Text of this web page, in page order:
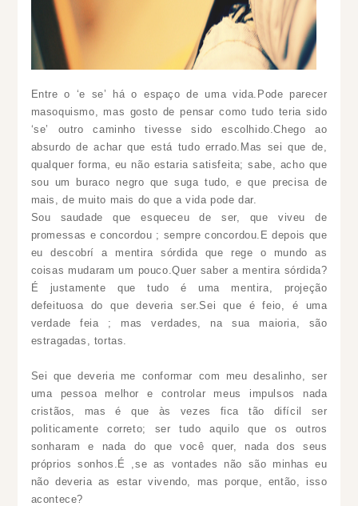
Entre o ‘e se’ há o espaço de uma vida.Pode parecer
masoquismo, mas gosto de pensar como tudo teria sido
‘se’ outro caminho tivesse sido escolhido.Chego ao
absurdo de achar que está tudo errado.Mas sei que de,
qualquer forma, eu não estaria satisfeita; sabe, acho que
sou um buraco negro que suga tudo, e que precisa de
mais, de muito mais do que a vida pode dar.
Sou saudade que esqueceu de ser, que viveu de
promessas e concordou ; sempre concordou.E depois que
eu descobrí a mentira sórdida que rege o mundo as
coisas mudaram um pouco.Quer saber a mentira sórdida?
É justamente que tudo é uma mentira, projeção
defeituosa do que deveria ser.Sei que é feio, é uma
verdade feia ; mas verdades, na sua maioria, são
estragadas, tortas.
Sei que deveria me conformar com meu desalinho, ser
uma pessoa melhor e controlar meus impulsos nada
cristãos, mas é que às vezes fica tão difícil ser
politicamente correto; ser tudo aquilo que os outros
sonharam e nada do que você quer, nada dos seus
próprios sonhos.É ,se as vontades não são minhas eu
não deveria as estar vivendo, mas porque, então, isso
acontece?